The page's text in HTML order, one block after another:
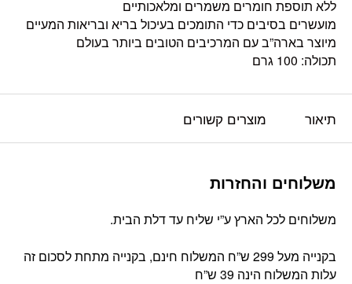
ללא תוספת חומרים משמרים ומלאכותיים
מועשרים בסיבים כדי התומכים בעיכול בריא ובריאות המעיים
מיוצר בארה”ב עם המרכיבים הטובים ביותר בעולם
תכולה: 100 גרם
תיאור מוצרים קשורים
משלוחים והחזרות
משלוחים לכל הארץ ע”י שליח עד דלת הבית.
בקנייה מעל 299 ש”ח המשלוח חינם, בקנייה מתחת לסכום זה
עלות המשלוח הינה 39 ש”ח